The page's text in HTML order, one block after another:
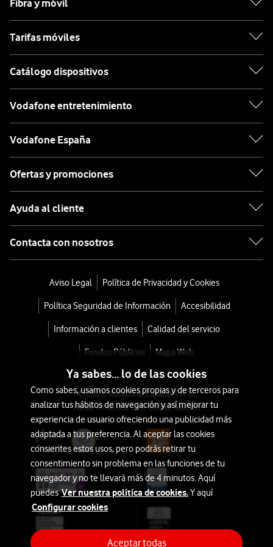
Fibra y móvil
Tarifas móviles
Catálogo dispositivos
Vodafone entretenimiento
Vodafone España
Ofertas y promociones
Ayuda al cliente
Contacta con nosotros
Aviso Legal Política de Privacidad y Cookies
Política Seguridad de Información Accesibilidad
Información a clientes Calidad del servicio
Fondos Públicos Mapa Web
© 2026 Vodafone España S.A.U.
Avda. América 115, 28042 Madrid
Ya sabes... lo de las cookies
Como sabes, usamos cookies propias y de terceros para
analizar tus hábitos de navegación y así mejorar tu
experiencia de usuario ofreciendo una publicidad más
adaptada a tus preferencia. Al aceptar las cookies
consientes estos usos, pero podrás retirar tu
consentimiento sin problema en las funciones de tu
navegador y no te llevará más de 4 minutos. Aquí
puedesVer nuestra política de cookies.Y aquí
Configurar cookies
Aceptar todas